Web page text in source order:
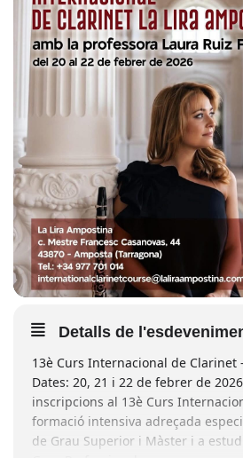
Detalls de
13è Curs Internacional de Clarinet
Dates: 20, 21 i 22 de febrer de
inscripcions al 13è Curs
formació intensiva adreçada
de Grau Superior i Màster i a